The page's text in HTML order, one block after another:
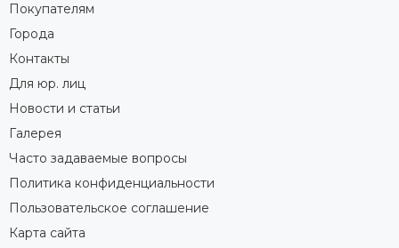
Покупателям
Города
Контакты
Для юр. лиц
Новости и статьи
Галерея
Часто задаваемые вопросы
Политика конфиденциальности
Пользовательское соглашение
Карта сайта